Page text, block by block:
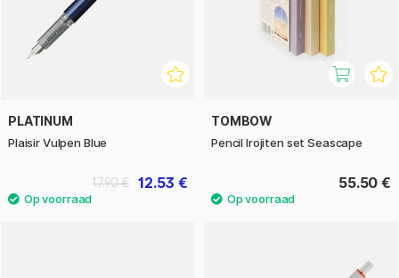
PLATINUM
Plaisir Vulpen Blue
12.53 €
17.90 €
TOMBOW
Pencil Irojiten set Seascape
55.50 €